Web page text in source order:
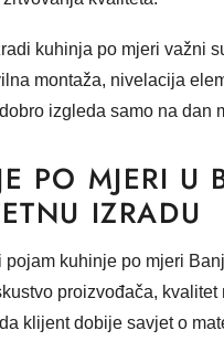
kuhinja po mjeri važni
montaža, nivelacija
izgleda samo na dan
PO MJERI U
IZRADU
pojam kuhinje po mjeri
proizvođača,
klijent dobije savjet o